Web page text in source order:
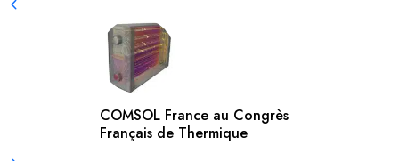
COMSOL France au Congrès
Français de Thermique